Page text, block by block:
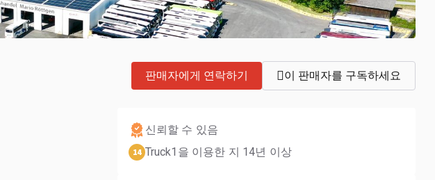
판매자에게 연락하기 이 판매자를 구독하세요
신뢰할 수 있음
14 Truck1을 이용한 지 14년 이상